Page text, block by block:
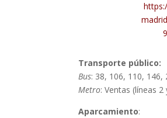
Transporte público:
Bus: 38, 106, 110, 146,
Metro: Ventas (líneas 2
Aparcamiento: